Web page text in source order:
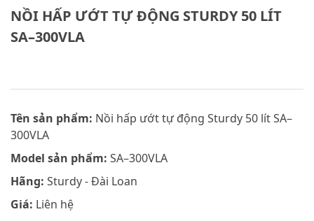
NỒI HẤP ƯỚT TỰ ĐỘNG STURDY 50 LÍT
SA–300VLA
Tên sản phẩm: Nồi hấp ướt tự động Sturdy 50 lít SA–
300VLA
Model sản phẩm: SA–300VLA
Hãng: Sturdy - Đài Loan
Giá: Liên hệ